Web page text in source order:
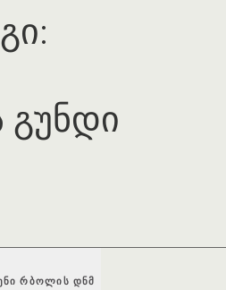
ᲠᲑᲝᲚᲘᲡ ᲓᲜᲛ